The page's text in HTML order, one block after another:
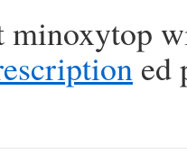
minoxytop
ed